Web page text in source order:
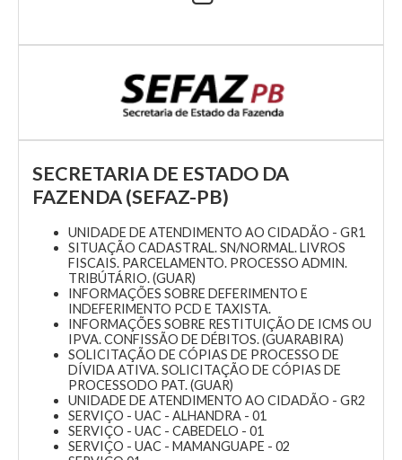
SECRETARIA DE ESTADO DA
FAZENDA (SEFAZ-PB)
UNIDADE DE ATENDIMENTO AO CIDADÃO - GR1
SITUAÇÃO CADASTRAL. SN/NORMAL. LIVROS
FISCAIS. PARCELAMENTO. PROCESSO ADMIN.
TRIBÚTÁRIO. (GUAR)
INFORMAÇÕES SOBRE DEFERIMENTO E
INDEFERIMENTO PCD E TAXISTA.
INFORMAÇÕES SOBRE RESTITUIÇÃO DE ICMS OU
IPVA. CONFISSÃO DE DÉBITOS. (GUARABIRA)
SOLICITAÇÃO DE CÓPIAS DE PROCESSO DE
DÍVIDA ATIVA. SOLICITAÇÃO DE CÓPIAS DE
PROCESSODO PAT. (GUAR)
UNIDADE DE ATENDIMENTO AO CIDADÃO - GR2
SERVIÇO - UAC - ALHANDRA - 01
SERVIÇO - UAC - CABEDELO - 01
SERVIÇO - UAC - MAMANGUAPE - 02